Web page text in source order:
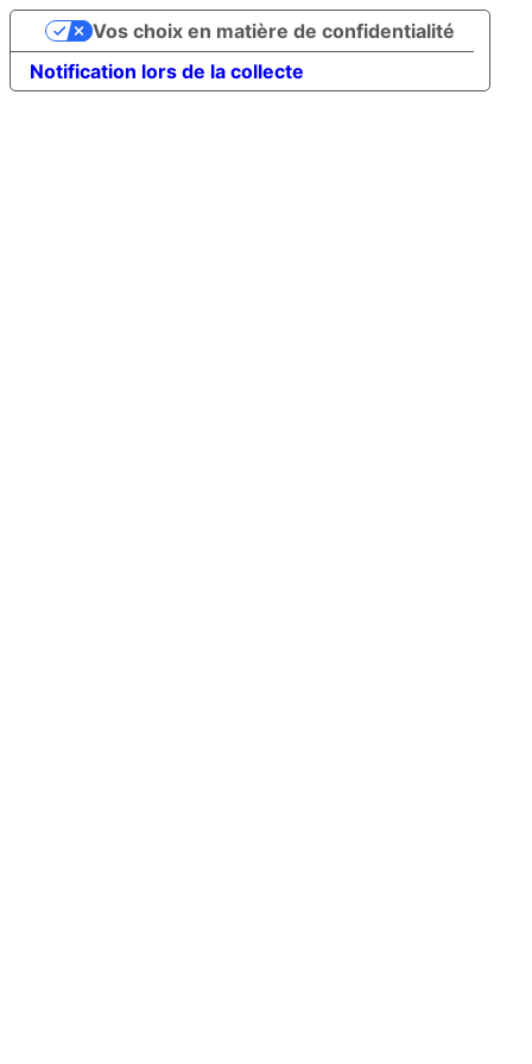
Notification lors de la collecte
Vos choix en matière de confidentialité